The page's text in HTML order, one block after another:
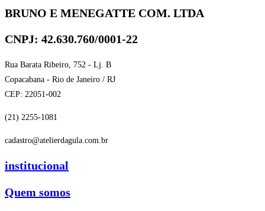
BRUNO E MENEGATTE COM. LTDA
CNPJ: 42.630.760/0001-22
Rua Barata Ribeiro, 752 - Lj. B
Copacabana - Rio de Janeiro / RJ
CEP: 22051-002
(21) 2255-1081
cadastro@atelierdagula.com.br
institucional
Quem somos